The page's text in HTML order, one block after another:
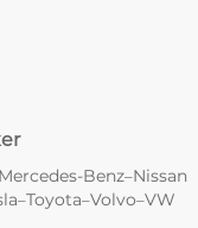
Benz–Nissan
–Toyota–Volvo–VW